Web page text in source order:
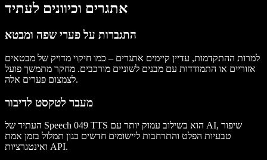
אתגרים וכיוונים לעתיד
התגברות על פערי שפה ומבטא
למרות ההתקדמות, עדיין קיימים אתגרים – כמו חיקוי מדויק של מבטאים
אזוריים או התמודדות עם מבנים לשוניים מורכבים. מחקר מתמשך פועל
לצמצום פערים אלה.
מעבר לטקסט לדיבור
העתיד של Speech 049 TTS הוא בשילוב עמוק יותר עם AI, שיפור
טבעיות הפלט והתרחבות ליישומים חדשים כגון תמלול בזמן אמת
ואינטגרציות API.